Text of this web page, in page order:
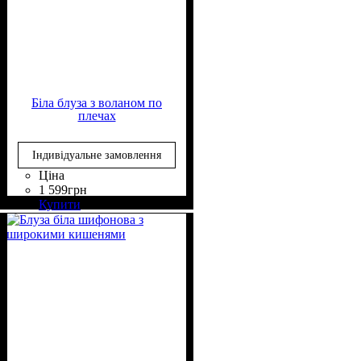
Біла блуза з воланом по
плечах
Індивідуальне замовлення
Ціна
1 599грн
Купити
Склад тканини
Віскоза, 50% Поліестер
Крій: вільний
Довжина: до стегна
Довжина рукава
Стиль: casual